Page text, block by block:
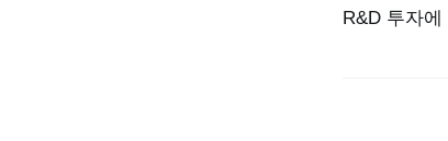
R&D 투자